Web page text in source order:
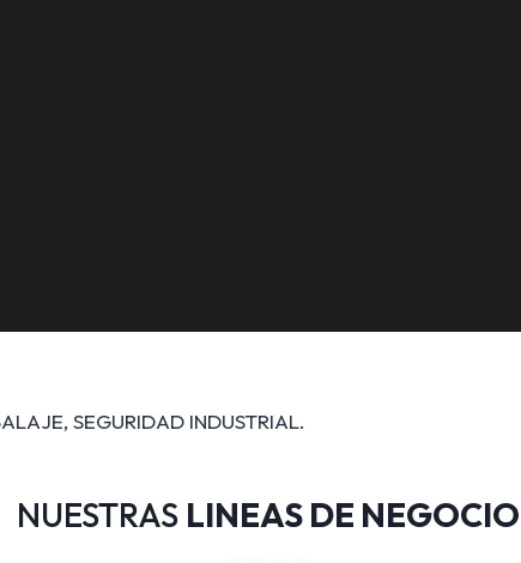
SEGURIDAD INDUSTRIAL.
NUESTRAS LINEAS DE NEGOCIO